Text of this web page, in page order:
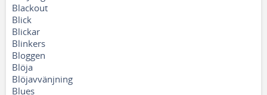
Blackout
Blick
Blickar
Blinkers
Bloggen
Blöja
Blöjavvänjning
Blues